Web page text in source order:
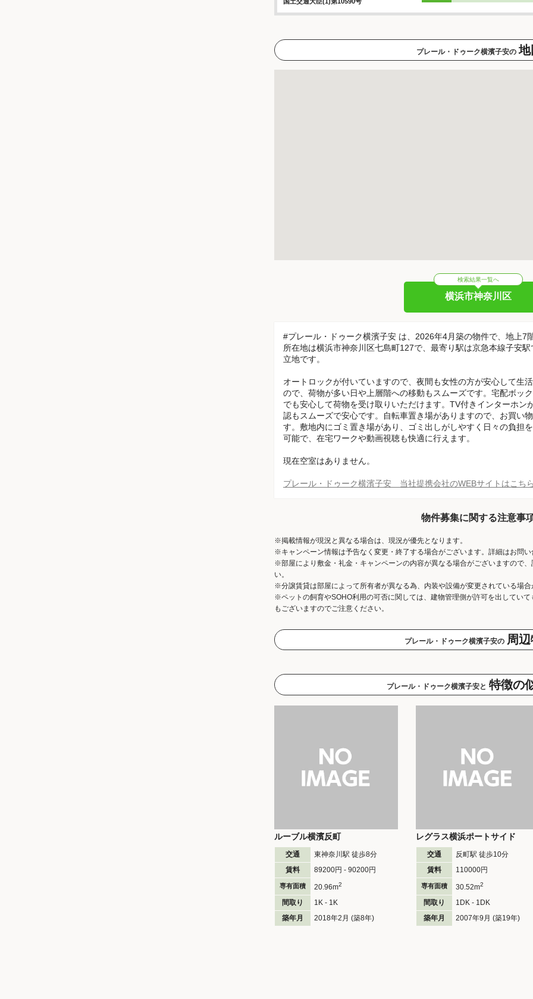
プレール・ドゥーク横濱子安の 地
検索結果一覧へ
横浜市神奈川区
#プレール・ドゥーク横濱子安 は、2026年4月築の物件で、地上7
所在地は横浜市神奈川区七島町127で、最寄り駅は京急本線子安
立地です。
オートロックが付いていますので、夜間も女性の方が安心して生
ので、荷物が多い日や上層階への移動もスムーズです。宅配ボッ
でも安心して荷物を受け取りいただけます。TV付きインターホン
認もスムーズで安心です。自転車置き場がありますので、お買い
す。敷地内にゴミ置き場があり、ゴミ出しがしやすく日々の負担
可能で、在宅ワークや動画視聴も快適に行えます。
現在空室はありません。
プレール・ドゥーク横濱子安 当社提携会社のWEBサイトはこち
物件募集に関する注意事
※掲載情報が現況と異なる場合は、現況が優先となります。
※キャンペーン情報は予告なく変更・終了する場合がございます。詳細はお問
※部屋により敷金・礼金・キャンペーンの内容が異なる場合がございますので
い。
※分譲賃貸は部屋によって所有者が異なる為、内装や設備が変更されている場
※ペットの飼育やSOHO利用の可否に関しては、建物管理側が許可を出してい
もございますのでご注意ください。
プレール・ドゥーク横濱子安の 周
プレール・ドゥーク横濱子安と 特徴の
ルーブル横濱反町
交通 東神奈川駅 徒歩8分
賃料
89200円 - 90200円
専有面積 20.96m2
間取り
1K - 1K
築年月
2018年2月 (築8年)
レグラス横浜ポートサイド
交通 反町駅 徒歩10分
賃料
110000円
専有面積 30.52m2
間取り
1DK - 1DK
築年月
2007年9月 (築19年)